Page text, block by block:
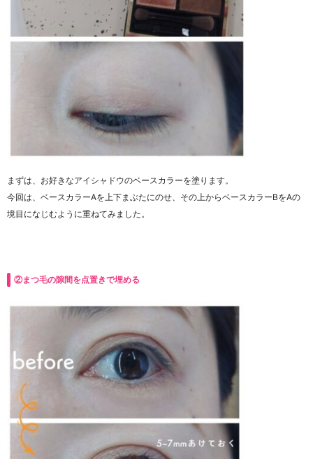
まずは、お好きなアイシャドウのベースカラーを塗ります。
今回は、ベースカラーAを上下まぶたにのせ、その上からベースカラーBをAの
境目になじむように重ねてみました。
②まつ毛の隙間を点置きで埋める